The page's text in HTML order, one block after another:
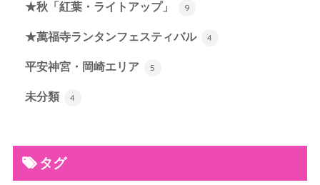
★秋「紅葉・ライトアップ」 9
★萬福寺ランタンフェスティバル 4
平安神宮・岡崎エリア 5
未分類 4
タグ